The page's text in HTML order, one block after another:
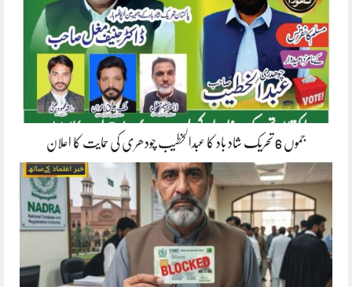
جموں 6 تحریک شاد باد کا عبدالخطیب چودھری کی حمایت کا اعلان